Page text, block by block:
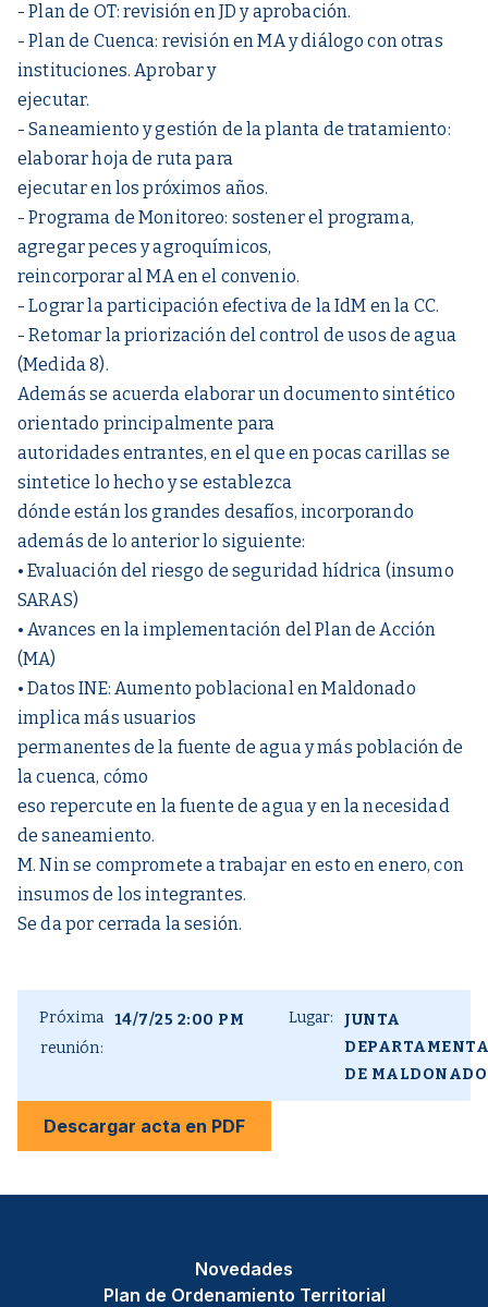
- Plan de OT: revisión en JD y aprobación.
- Plan de Cuenca: revisión en MA y diálogo con otras
instituciones. Aprobar y
ejecutar.
- Saneamiento y gestión de la planta de tratamiento:
elaborar hoja de ruta para
ejecutar en los próximos años.
- Programa de Monitoreo: sostener el programa,
agregar peces y agroquímicos,
reincorporar al MA en el convenio.
- Lograr la participación efectiva de la IdM en la CC.
- Retomar la priorización del control de usos de agua
(Medida 8).
Además se acuerda elaborar un documento sintético
orientado principalmente para
autoridades entrantes, en el que en pocas carillas se
sintetice lo hecho y se establezca
dónde están los grandes desafíos, incorporando
además de lo anterior lo siguiente:
• Evaluación del riesgo de seguridad hídrica (insumo
SARAS)
• Avances en la implementación del Plan de Acción
(MA)
• Datos INE: Aumento poblacional en Maldonado
implica más usuarios
permanentes de la fuente de agua y más población de
la cuenca, cómo
eso repercute en la fuente de agua y en la necesidad
de saneamiento.
M. Nin se compromete a trabajar en esto en enero, con
insumos de los integrantes.
Se da por cerrada la sesión.
Próxima
reunión:
14/7/25 2:00 PM Lugar:
JUNTA
DE MALDONADO
Descargar acta en PDF
Novedades
Plan de Ordenamiento Territorial